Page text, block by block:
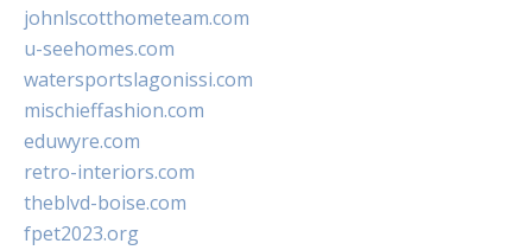
johnlscotthometeam.com
u-seehomes.com
watersportslagonissi.com
mischieffashion.com
eduwyre.com
retro-interiors.com
theblvd-boise.com
fpet2023.org